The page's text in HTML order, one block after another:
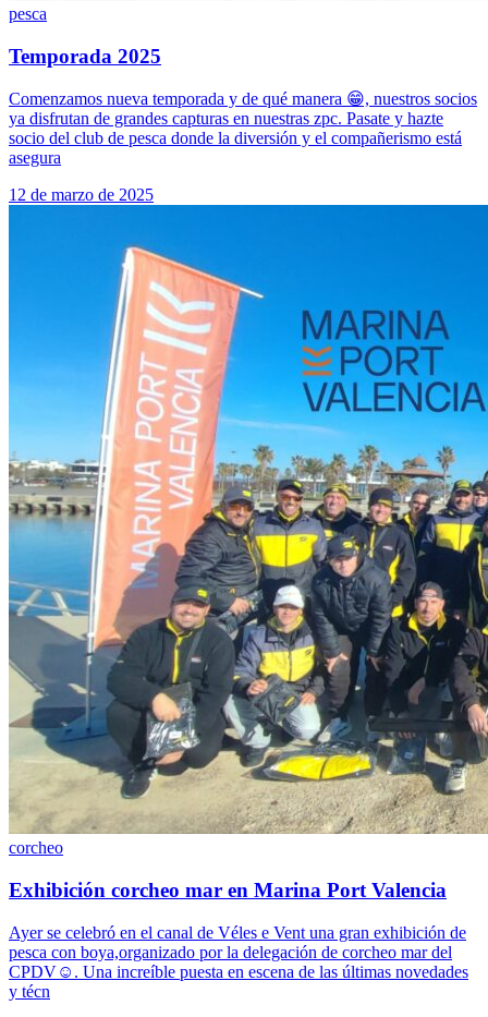
pesca
Temporada 2025
Comenzamos nueva temporada y de qué manera 😁, nuestros socios
ya disfrutan de grandes capturas en nuestras zpc. Pasate y hazte
socio del club de pesca donde la diversión y el compañerismo está
asegura
12 de marzo de 2025
corcheo
Exhibición corcheo mar en Marina Port Valencia
Ayer se celebró en el canal de Véles e Vent una gran exhibición de
pesca con boya,organizado por la delegación de corcheo mar del
CPDV☺️. Una increíble puesta en escena de las últimas novedades
y técn